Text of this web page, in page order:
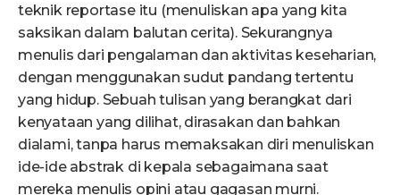
teknik reportase itu (menuliskan apa yang kita
saksikan dalam balutan cerita). Sekurangnya
menulis dari pengalaman dan aktivitas keseharian,
dengan menggunakan sudut pandang tertentu
yang hidup. Sebuah tulisan yang berangkat dari
kenyataan yang dilihat, dirasakan dan bahkan
dialami, tanpa harus memaksakan diri menuliskan
ide-ide abstrak di kepala sebagaimana saat
mereka menulis opini atau gagasan murni.